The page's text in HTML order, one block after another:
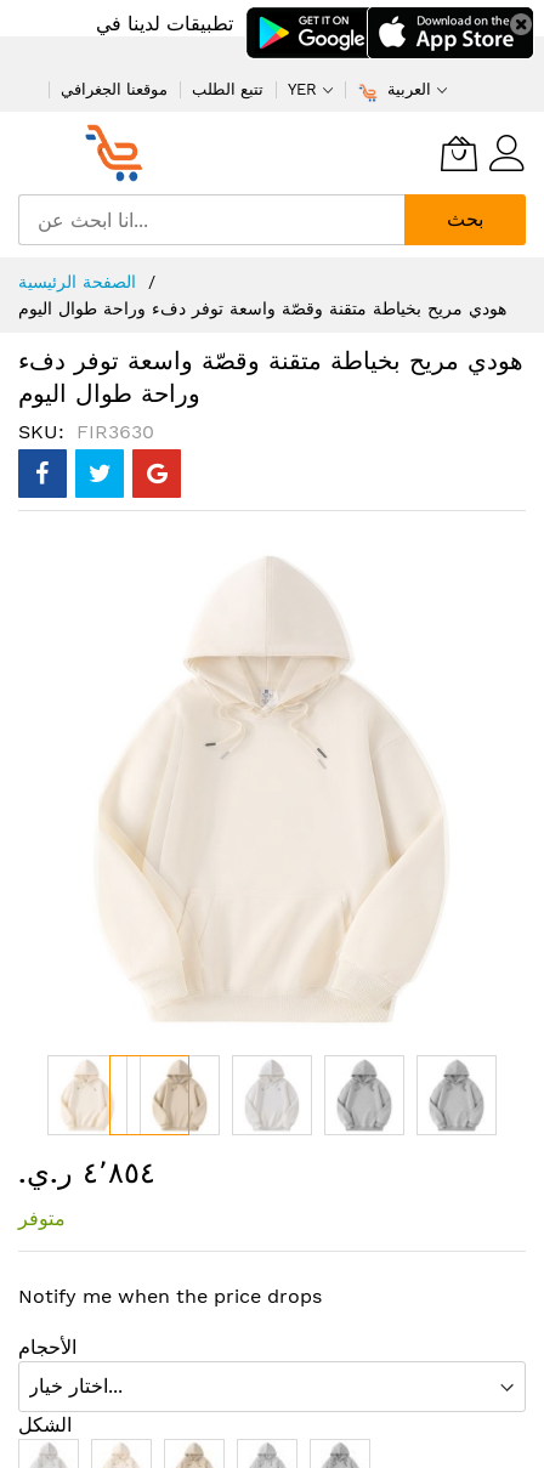
تطبيقات لدينا في
موقعنا الجغرافي تتبع الطلب YER العربية
بحث
إلى
المحتوى
الصفحة الرئيسية
هودي مريح بخياطة متقنة وقصّة واسعة توفر دفء وراحة طوال اليوم
هودي مريح بخياطة متقنة وقصّة واسعة توفر دفء
وراحة طوال اليوم
SKU FIR3630
إلى
معرض
الصور
٤٬٨٥٤ ر.ي.‏
متوفر
Notify me when the price drops
الأحجام
الشكل